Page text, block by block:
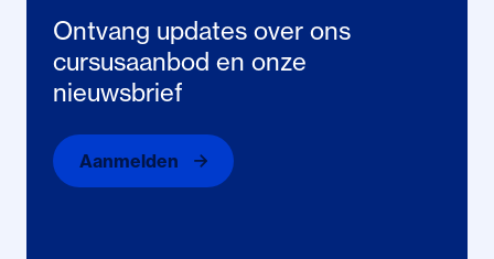
Ontvang updates over ons
cursusaanbod en onze
nieuwsbrief
Aanmelden